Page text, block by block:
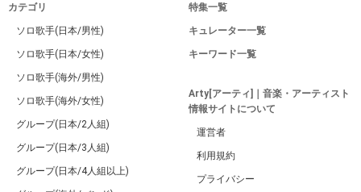
カテゴリ
ソロ歌手(日本/男性)
ソロ歌手(日本/女性)
ソロ歌手(海外/男性)
ソロ歌手(海外/女性)
グループ(日本/2人組)
グループ(日本/3人組)
グループ(日本/4人組以上)
特集一覧
キュレーター一覧
キーワード一覧
Arty[アーティ]｜音楽・アーティスト
情報サイトについて
運営者
利用規約
プライバシー